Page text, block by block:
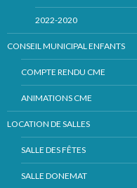
2022-2020
CONSEIL MUNICIPAL ENFANTS
COMPTE RENDU CME
ANIMATIONS CME
LOCATION DE SALLES
SALLE DES FÊTES
SALLE DONEMAT